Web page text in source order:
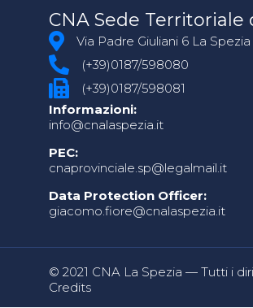
CNA Sede Territoriale
Via Padre Giuliani 6 La Spezia
(+39)0187/598080
(+39)0187/598081
Informazioni:
info@cnalaspezia.it
PEC:
cnaprovinciale.sp@legalmail.it
Data Protection Officer:
giacomo.fiore@cnalaspezia.it
© 2021 CNA La Spezia — Tutti i
Credits